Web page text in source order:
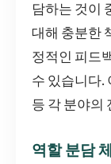
담하는 것이
대해 충분한
정적인 피드
수 있습니다.
등 각 분야의
역할 분담